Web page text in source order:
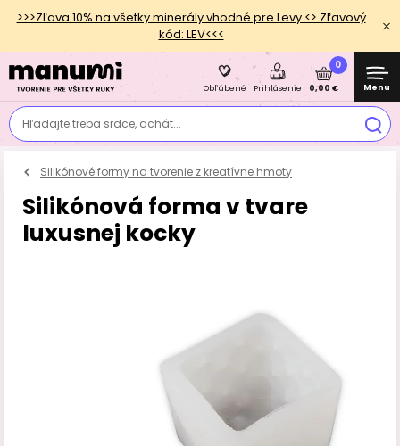
>>>Zľava 10% na všetky minerály vhodné pre Levy <> Zľavový
kód: LEV<<<
Hľadajte treba srdce, achát...
Obľúbené Prihlásenie
0
0,00 € Menu
Silikónové formy na tvorenie z kreatívne hmoty
Silikónová forma v tvare
luxusnej kocky